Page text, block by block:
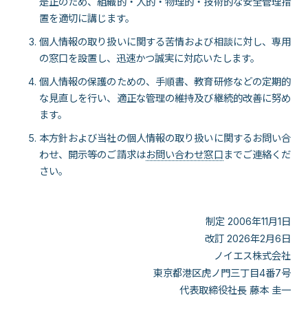
置を適切に講じます。
個人情報の取り扱いに関する苦情および相談に対し、専用
の窓口を設置し、迅速かつ誠実に対応いたします。
個人情報の保護のための、手順書、教育研修などの定期的
な見直しを行い、適正な管理の維持及び継続的改善に努め
ます。
本方針および当社の個人情報の取り扱いに関するお問い合
わせ、開示等のご請求はお問い合わせ窓口までご連絡くだ
さい。
制定 2006年11月1日
改訂 2026年2月6日
ノイエス株式会社
東京都港区虎ノ門三丁目4番7号
代表取締役社長 藤本 圭一